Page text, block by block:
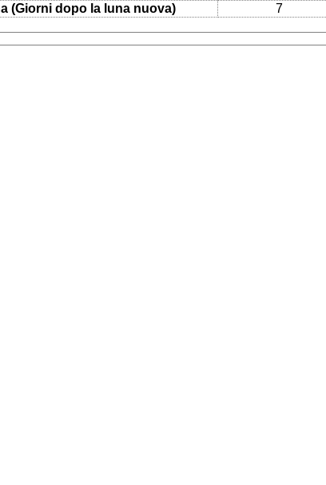
(Giorni dopo la luna nuova)
7